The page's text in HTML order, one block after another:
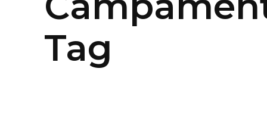
Tag